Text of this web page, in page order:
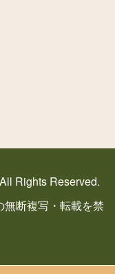
Rights Reserved.
無断複写・転載を禁